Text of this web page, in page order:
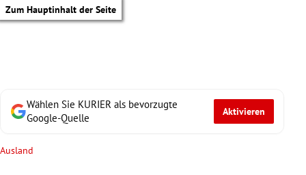
Zum Hauptinhalt der Seite
Wählen Sie KURIER als bevorzugte
Google-Quelle
Aktivieren
Ausland